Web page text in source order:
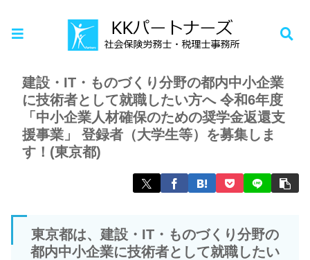
お知らせ
建設・IT・ものづくり分野の都内中小企業
に技術者として就職したい方へ 令和6年度
「中小企業人材確保のための奨学金返還支
援事業」 登録者（大学生等）を募集しま
す！(東京都)
東京都は、建設・IT・ものづくり分野の
都内中小企業に技術者として就職したい